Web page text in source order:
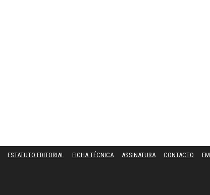
ESTATUTO EDITORIAL FICHA TÉCNICA ASSINATURA CONTACTO